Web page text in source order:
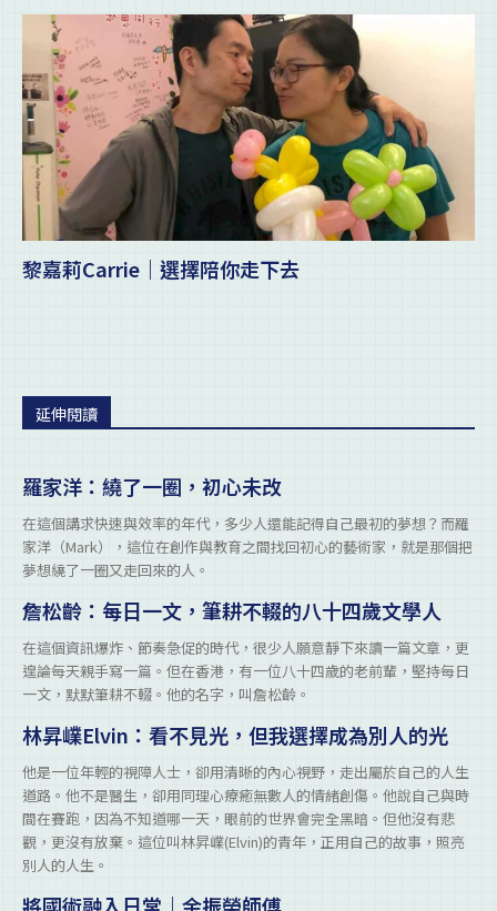
黎嘉莉Carrie｜選擇陪你走下去
延伸閱讀
羅家洋：繞了一圈，初心未改
在這個講求快速與效率的年代，多少人還能記得自己最初的夢想？而羅
家洋（Mark），這位在創作與教育之間找回初心的藝術家，就是那個把
夢想繞了一圈又走回來的人。
詹松齡：每日一文，筆耕不輟的八十四歲文學人
在這個資訊爆炸、節奏急促的時代，很少人願意靜下來讀一篇文章，更
遑論每天親手寫一篇。但在香港，有一位八十四歲的老前輩，堅持每日
一文，默默筆耕不輟。他的名字，叫詹松齡。
林昇嶫Elvin：看不見光，但我選擇成為別人的光
他是一位年輕的視障人士，卻用清晰的內心視野，走出屬於自己的人生
道路。他不是醫生，卻用同理心療癒無數人的情緒創傷。他說自己與時
間在賽跑，因為不知道哪一天，眼前的世界會完全黑暗。但他沒有悲
觀，更沒有放棄。這位叫林昇嶫(Elvin)的青年，正用自己的故事，照亮
別人的人生。